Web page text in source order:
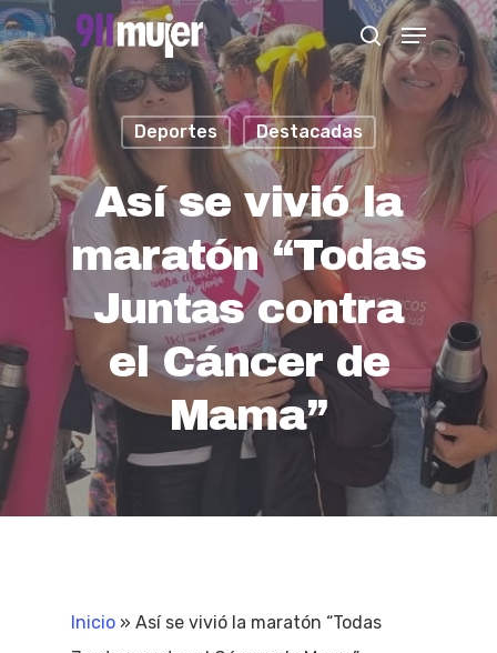
Skip
to
main
content
search
Menu
Deportes Destacadas
Así se vivió la
maratón “Todas
Juntas contra
el Cáncer de
Mama”
Inicio » Así se vivió la maratón “Todas
Close
Menu